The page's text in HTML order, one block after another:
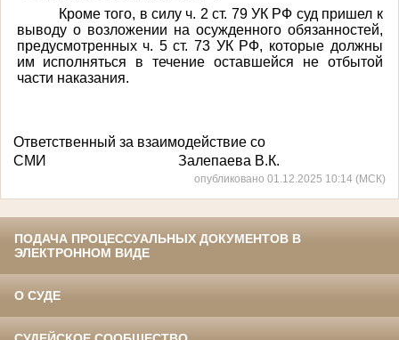
Кроме того, в силу ч. 2 ст. 79 УК РФ суд пришел к
выводу о возложении на осужденного обязанностей,
предусмотренных ч. 5 ст. 73 УК РФ, которые должны
им исполняться в течение оставшейся не отбытой
части наказания.
Ответственный за взаимодействие со
СМИ Залепаева В.К.
опубликовано 01.12.2025 10:14 (МСК)
ПОДАЧА ПРОЦЕССУАЛЬНЫХ ДОКУМЕНТОВ В
ЭЛЕКТРОННОМ ВИДЕ
О СУДЕ